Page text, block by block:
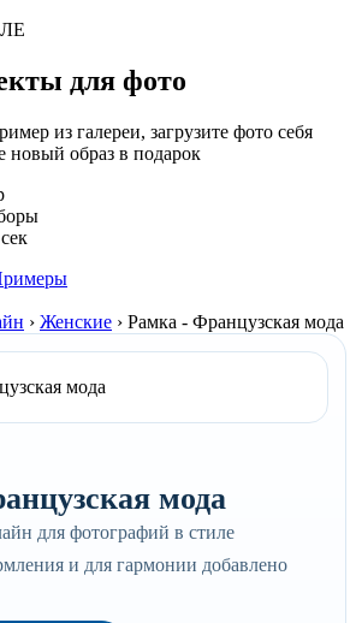
для фото
из галереи, загрузите фото себя
новый образ в подарок
› Женские › Рамка - Французская мода
мода
для фотографий в стиле
и для гармонии добавлено